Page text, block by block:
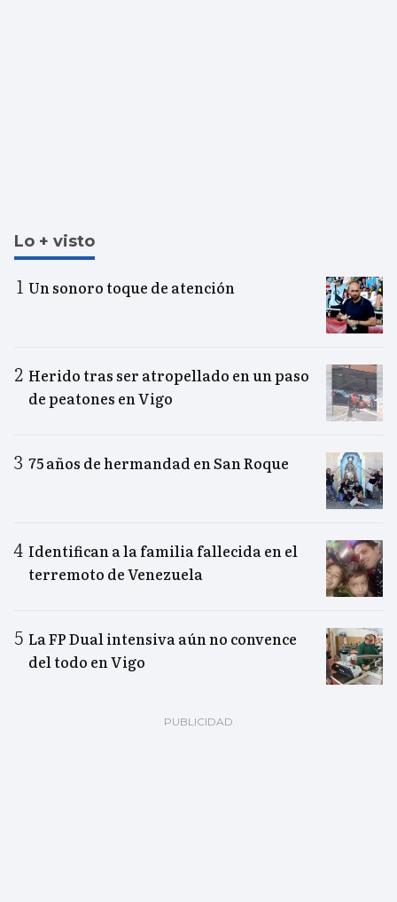
Lo + visto
Un sonoro toque de atención
Herido tras ser atropellado en un paso
de peatones en Vigo
75 años de hermandad en San Roque
Identifican a la familia fallecida en el
terremoto de Venezuela
La FP Dual intensiva aún no convence
del todo en Vigo